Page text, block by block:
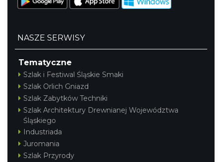
NASZE SERWISY
Tematyczne
Szlak i Festiwal Śląskie Smaki
Szlak Orlich Gniazd
Szlak Zabytków Techniki
Szlak Architektury Drewnianej Województwa
Śląskiego
Industriada
Juromania
Szlak Przyrody